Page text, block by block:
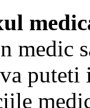
medic
puteti